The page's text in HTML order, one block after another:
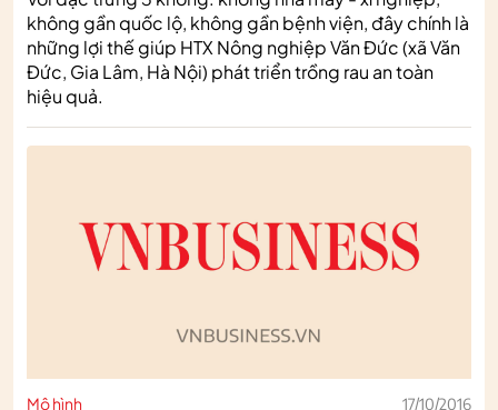
không gần quốc lộ, không gần bệnh viện, đây chính là
những lợi thế giúp HTX Nông nghiệp Văn Đức (xã Văn
Đức, Gia Lâm, Hà Nội) phát triển trồng rau an toàn
hiệu quả.
Mô hình 17/10/2016